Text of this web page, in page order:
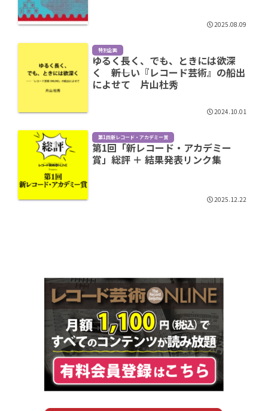
2025.08.09
特別企画
ゆるく長く、でも、ときには欲深
く ――新しい『レコード芸術』の船出
によせて 片山杜秀
2024.10.01
第1回新レコード・アカデミー賞
第1回「新レコード・アカデミー
賞」総評 ＋ 結果発表リンク集
2025.12.22